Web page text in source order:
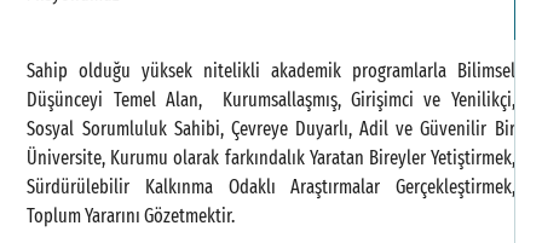
Sahip olduğu yüksek nitelikli akademik programlarla Bilimsel
Düşünceyi Temel Alan, Kurumsallaşmış, Girişimci ve Yenilikçi,
Sosyal Sorumluluk Sahibi, Çevreye Duyarlı, Adil ve Güvenilir Bir
Üniversite, Kurumu olarak farkındalık Yaratan Bireyler Yetiştirmek,
Sürdürülebilir Kalkınma Odaklı Araştırmalar Gerçekleştirmek,
Toplum Yararını Gözetmektir.